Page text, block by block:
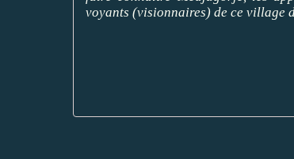
voyants (visionnaires) de ce village